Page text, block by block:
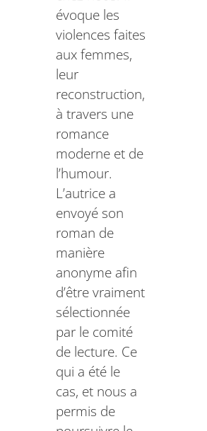
évoque les
violences faites
aux femmes,
leur
reconstruction,
à travers une
romance
moderne et de
l’humour.
L’autrice a
envoyé son
roman de
manière
anonyme afin
d’être vraiment
sélectionnée
par le comité
de lecture. Ce
qui a été le
cas, et nous a
permis de